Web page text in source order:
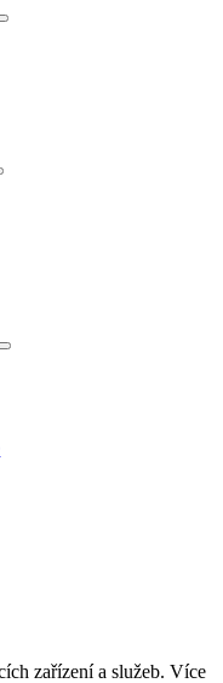
zařízení a služeb. Více